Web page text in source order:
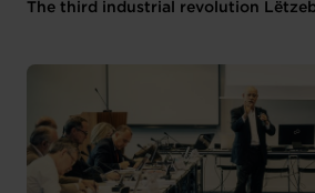
The third industrial revolution